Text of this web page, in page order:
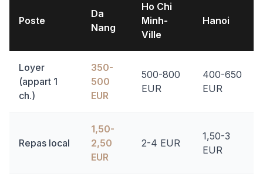
Poste
Da
Nang
Ho Chi
Minh-
Ville
Hanoi
Loyer
(appart 1
ch.)
350-
500
EUR
500-800
EUR
400-650
EUR
Repas local
1,50-
2,50
EUR
2-4 EUR
1,50-3
EUR